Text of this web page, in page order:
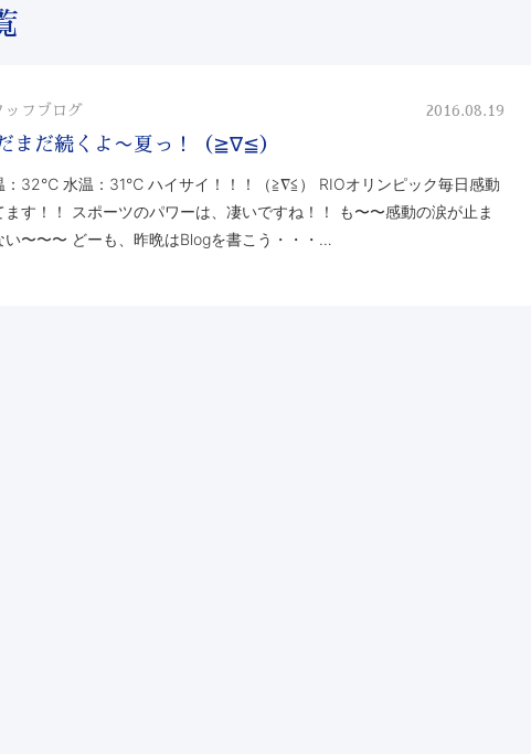
ッフブログ 2016.08.19
まだ続くよ〜夏っ！（≧∇≦）
：32℃ 水温：31℃ ハイサイ！！！（≧∇≦） RIOオリンピック毎日感動
ます！！ スポーツのパワーは、凄いですね！！ も〜〜感動の涙が止ま
い〜〜〜 どーも、昨晩はBlogを書こう・・・…